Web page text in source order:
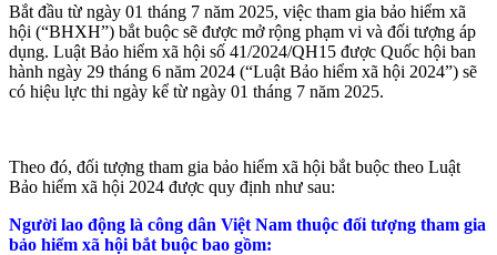
Bắt đầu từ ngày 01 tháng 7 năm 2025, việc tham gia bảo hiểm xã
hội (“BHXH”) bắt buộc sẽ được mở rộng phạm vi và đối tượng áp
dụng. Luật Bảo hiểm xã hội số 41/2024/QH15 được Quốc hội ban
hành ngày 29 tháng 6 năm 2024 (“Luật Bảo hiểm xã hội 2024”) sẽ
có hiệu lực thi ngày kể từ ngày 01 tháng 7 năm 2025.
Theo đó, đối tượng tham gia bảo hiểm xã hội bắt buộc theo Luật
Bảo hiểm xã hội 2024 được quy định như sau:
Người lao động là công dân Việt Nam thuộc đối tượng tham gia
bảo hiểm xã hội bắt buộc bao gồm: